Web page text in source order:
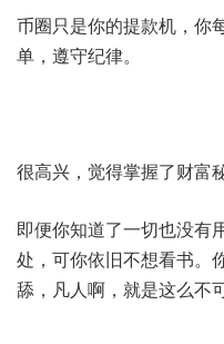
币圈只是你的提款机，你
单，遵守纪律。
很高兴，觉得掌握了财富
即便你知道了一切也没有
处，可你依旧不想看书。
舔，凡人啊，就是这么不